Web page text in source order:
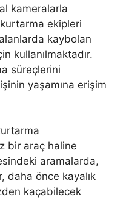
kameralarla
ekipleri
kaybolan
kullanılmaktadır.
süreçlerini
yaşamına erişim
bir araç haline
aramalarda,
daha önce kayalık
kaçabilecek